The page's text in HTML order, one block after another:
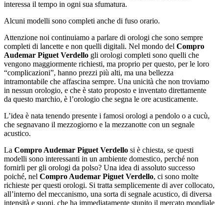
interessa il tempo in ogni sua sfumatura.
Alcuni modelli sono completi anche di fuso orario.
Attenzione noi continuiamo a parlare di orologi che sono sempre
completi di lancette e non quelli digitali. Nel mondo del Compro
Audemar Piguet Verdello gli orologi completi sono quelli che
vengono maggiormente richiesti, ma proprio per questo, per le loro
“complicazioni”, hanno prezzi più alti, ma una bellezza
intramontabile che affascina sempre. Una unicità che non troviamo
in nessun orologio, e che è stato proposto e inventato direttamente
da questo marchio, è l’orologio che segna le ore acusticamente.
L’idea è nata tenendo presente i famosi orologi a pendolo o a cucù,
che segnavano il mezzogiorno e la mezzanotte con un segnale
acustico.
La Compro Audemar Piguet Verdello si è chiesta, se questi
modelli sono interessanti in un ambiente domestico, perché non
fornirli per gli orologi da polso? Una idea di assoluto successo
poiché, nel Compro Audemar Piguet Verdello, ci sono molte
richieste per questi orologi. Si tratta semplicemente di aver collocato,
all’interno del meccanismo, una sorta di segnale acustico, di diversa
intensità e suoni, che ha immediatamente stupito il mercato mondiale